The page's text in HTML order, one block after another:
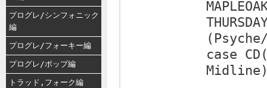
プログレ/シンフォニック
編
プログレ/フォーキー編
プログレ/ポップ編
トラッド,フォーク編
case